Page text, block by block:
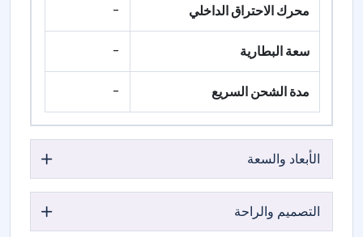
محرك الاحتراق الداخلي -
سعة البطارية -
مدة الشحن السريع -
الأبعاد والسعة
التصميم والراحة